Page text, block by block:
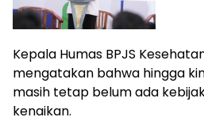
Kepala Humas BPJS
mengatakan bahwa hingga
masih tetap belum ada
kenaikan.